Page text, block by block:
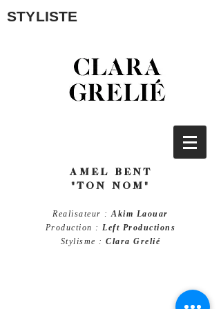
STYLISTE
AMEL BENT
"TON NOM"
Realisateur :Akim Laouar
Production :Left Productions
Stylisme :Clara Grelié